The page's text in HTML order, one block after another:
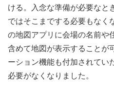
ける。入念な準備が必要なと
ではそこまでする必要もなく
の地図アプリに会場の名前や
含めて地図が表示することが
ーション機能も付加されてい
必要がなくなりました。